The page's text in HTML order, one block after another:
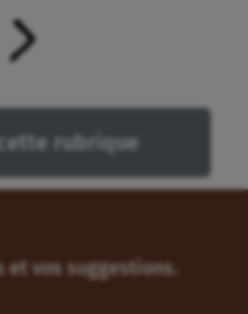
rubrique
et vos suggestions.